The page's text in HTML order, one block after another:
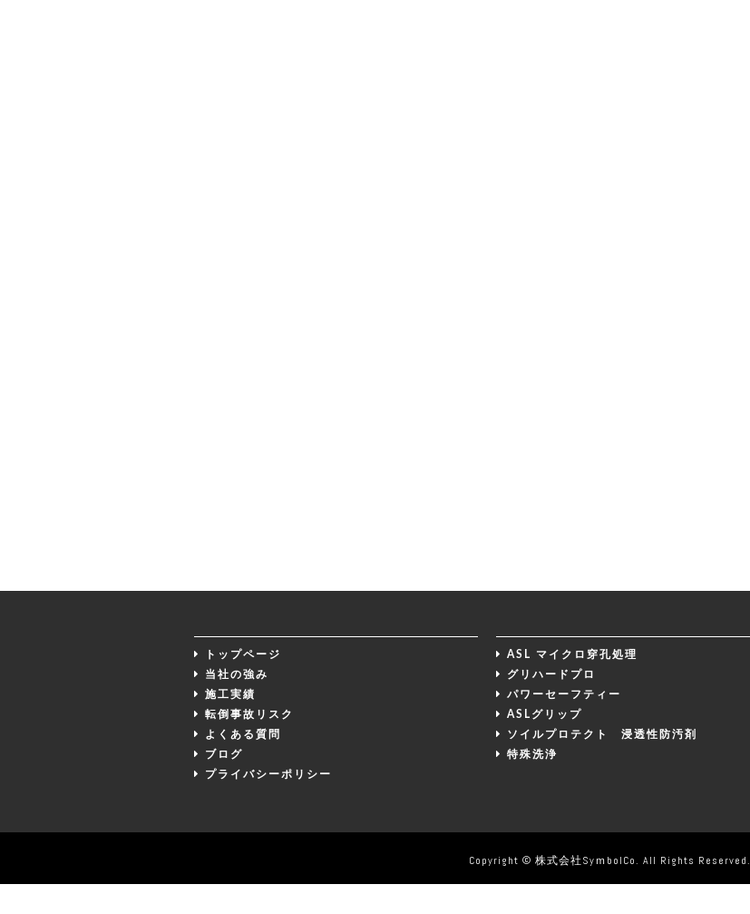
トップページ
当社の強み
施工実績
転倒事故リスク
よくある質問
ブログ
プライバシーポリシー
ASL マイクロ穿孔処理
グリハードプロ
パワーセーフティー
ASLグリップ
ソイルプロテクト 浸透性防汚剤
特殊洗浄
Copyright © 株式会社SyｍbolCo. All Rights Reserved.